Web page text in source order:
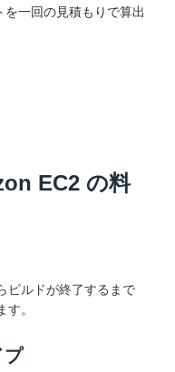
一回の見積もりで算出
EC2 の料
ビルドが終了するまで
。
プ